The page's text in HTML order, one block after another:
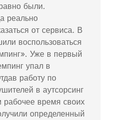
были.
реально
от сервиса. В
воспользоваться
Уже в первый
упал в
работу по
в аутсорсинг
время своих
определенный